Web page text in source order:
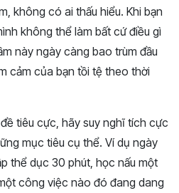
không có ai thấu hiểu. Khi bạn
không thể làm bất cứ điều gì
này ngày càng bao trùm đầu
cảm của bạn tồi tệ theo thời
tiêu cực, hãy suy nghĩ tích cực
mục tiêu cụ thể. Ví dụ ngày
thể dục 30 phút, học nấu một
công việc nào đó đang dang